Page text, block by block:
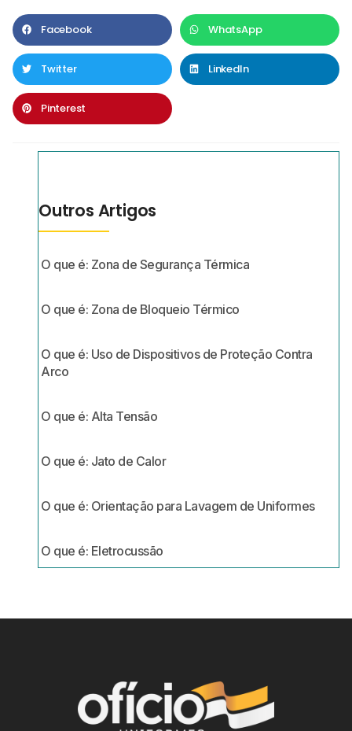
Facebook WhatsApp
Twitter LinkedIn
Pinterest
Outros Artigos
O que é: Zona de Segurança Térmica
O que é: Zona de Bloqueio Térmico
O que é: Uso de Dispositivos de Proteção Contra
Arco
O que é: Alta Tensão
O que é: Jato de Calor
O que é: Orientação para Lavagem de Uniformes
O que é: Eletrocussão